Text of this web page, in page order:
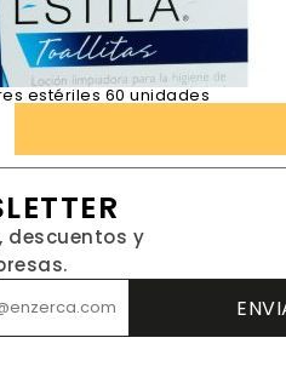
estériles 60 unidades
descuentos y